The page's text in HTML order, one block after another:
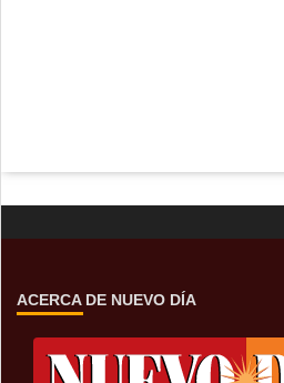
ACERCA DE NUEVO DÍA